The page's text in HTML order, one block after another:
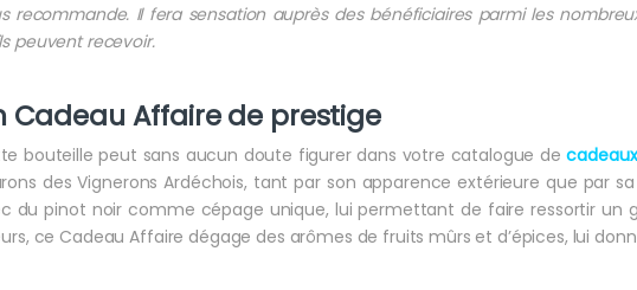
recommande. Il fera sensation auprès des bénéficiaires parmi les
peuvent recevoir.
Cadeau Affaire de prestige
bouteille peut sans aucun doute figurer dans votre catalogue de
des Vignerons Ardéchois, tant par son apparence extérieure que par
du pinot noir comme cépage unique, lui permettant de faire ressortir un
ce Cadeau Affaire dégage des arômes de fruits mûrs et d’épices, lui